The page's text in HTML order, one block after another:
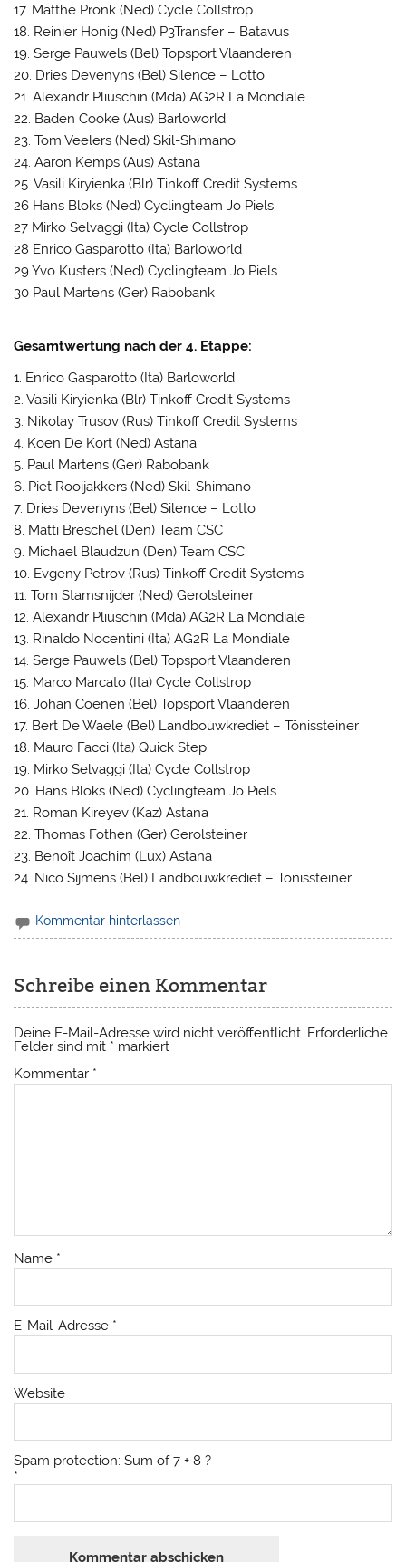
17. Matthé Pronk (Ned) Cycle Collstrop
18. Reinier Honig (Ned) P3Transfer – Batavus
19. Serge Pauwels (Bel) Topsport Vlaanderen
20. Dries Devenyns (Bel) Silence – Lotto
21. Alexandr Pliuschin (Mda) AG2R La Mondiale
22. Baden Cooke (Aus) Barloworld
23. Tom Veelers (Ned) Skil-Shimano
24. Aaron Kemps (Aus) Astana
25. Vasili Kiryienka (Blr) Tinkoff Credit Systems
26 Hans Bloks (Ned) Cyclingteam Jo Piels
27 Mirko Selvaggi (Ita) Cycle Collstrop
28 Enrico Gasparotto (Ita) Barloworld
29 Yvo Kusters (Ned) Cyclingteam Jo Piels
30 Paul Martens (Ger) Rabobank
Gesamtwertung nach der 4. Etappe:
1. Enrico Gasparotto (Ita) Barloworld
2. Vasili Kiryienka (Blr) Tinkoff Credit Systems
3. Nikolay Trusov (Rus) Tinkoff Credit Systems
4. Koen De Kort (Ned) Astana
5. Paul Martens (Ger) Rabobank
6. Piet Rooijakkers (Ned) Skil-Shimano
7. Dries Devenyns (Bel) Silence – Lotto
8. Matti Breschel (Den) Team CSC
9. Michael Blaudzun (Den) Team CSC
10. Evgeny Petrov (Rus) Tinkoff Credit Systems
11. Tom Stamsnijder (Ned) Gerolsteiner
12. Alexandr Pliuschin (Mda) AG2R La Mondiale
13. Rinaldo Nocentini (Ita) AG2R La Mondiale
14. Serge Pauwels (Bel) Topsport Vlaanderen
15. Marco Marcato (Ita) Cycle Collstrop
16. Johan Coenen (Bel) Topsport Vlaanderen
17. Bert De Waele (Bel) Landbouwkrediet – Tönissteiner
18. Mauro Facci (Ita) Quick Step
19. Mirko Selvaggi (Ita) Cycle Collstrop
20. Hans Bloks (Ned) Cyclingteam Jo Piels
21. Roman Kireyev (Kaz) Astana
22. Thomas Fothen (Ger) Gerolsteiner
23. Benoît Joachim (Lux) Astana
24. Nico Sijmens (Bel) Landbouwkrediet – Tönissteiner
Kommentar hinterlassen
Schreibe einen Kommentar
Deine E-Mail-Adresse wird nicht veröffentlicht. Erforderliche
Felder sind mit * markiert
Kommentar *
Name *
E-Mail-Adresse *
Website
Spam protection: Sum of 7 + 8 ?
*